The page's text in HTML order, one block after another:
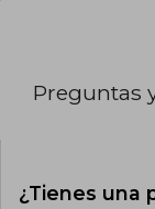
Preguntas
¿Tienes una